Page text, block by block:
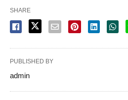
SHARE
PUBLISHED BY
admin